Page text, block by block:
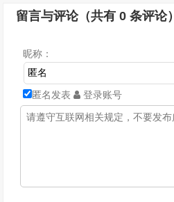
留言与评论（共有0 条评论）
昵称：
匿名发表 登录账号